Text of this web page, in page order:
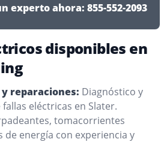
experto ahora: 855-552-2093
disponibles en
reparaciones: Diagnóstico y
eléctricas en Slater.
tomacorrientes
energía con experiencia y